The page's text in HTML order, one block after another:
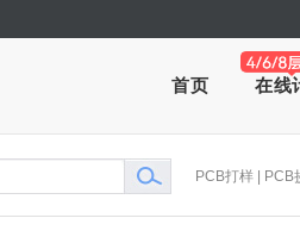
首页 在线
PCB打样 PCB